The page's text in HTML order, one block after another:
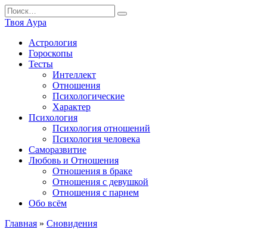
Перейти
к
содержанию
Search
for:
Твоя Аура
Астрология
Гороскопы
Тесты
Интеллект
Отношения
Психологические
Характер
Психология
Психология отношений
Психология человека
Саморазвитие
Любовь и Отношения
Отношения в браке
Отношения с девушкой
Отношения с парнем
Обо всём
Главная » Сновидения